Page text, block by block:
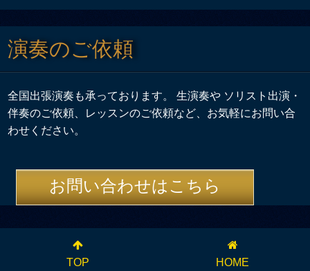
演奏のご依頼
全国出張演奏も承っております。 生演奏や ソリスト出演・
伴奏のご依頼、レッスンのご依頼など、お気軽にお問い合
わせください。
お問い合わせはこちら
TOP HOME